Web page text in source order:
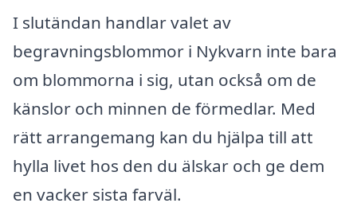
I slutändan handlar valet av
begravningsblommor i Nykvarn inte bara
om blommorna i sig, utan också om de
känslor och minnen de förmedlar. Med
rätt arrangemang kan du hjälpa till att
hylla livet hos den du älskar och ge dem
en vacker sista farväl.